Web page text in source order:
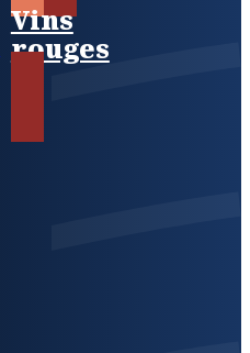
Vins
rouges